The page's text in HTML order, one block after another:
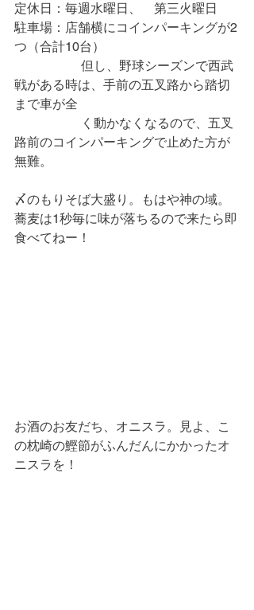
定休日：毎週水曜日、　第三火曜日
駐車場：店舗横にコインパーキングが2
つ（合計10台）
但し、野球シーズンで西武
戦がある時は、手前の五叉路から踏切
まで車が全
く動かなくなるので、五叉
路前のコインパーキングで止めた方が
無難。
〆のもりそば大盛り。もはや神の域。
蕎麦は1秒毎に味が落ちるので来たら即
食べてねー！
お酒のお友だち、オニスラ。見よ、こ
の枕崎の鰹節がふんだんにかかったオ
ニスラを！